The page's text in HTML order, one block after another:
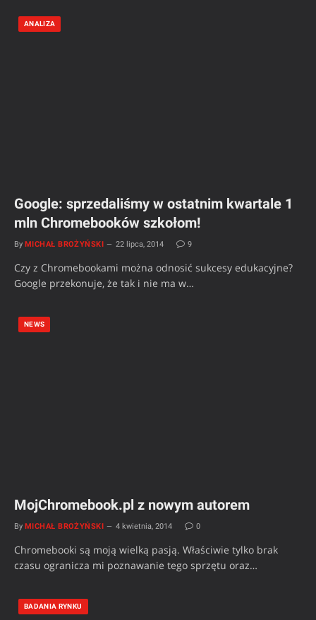
ANALIZA
Google: sprzedaliśmy w ostatnim kwartale 1
mln Chromebooków szkołom!
By MICHAŁ BROŻYŃSKI 22 lipca, 2014 9
Czy z Chromebookami można odnosić sukcesy edukacyjne?
Google przekonuje, że tak i nie ma w…
NEWS
MojChromebook.pl z nowym autorem
By MICHAŁ BROŻYŃSKI 4 kwietnia, 2014 0
Chromebooki są moją wielką pasją. Właściwie tylko brak
czasu ogranicza mi poznawanie tego sprzętu oraz…
BADANIA RYNKU